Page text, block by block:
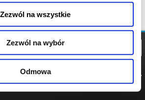
Zezwól na wszystkie
Zezwól na wybór
Odmowa
POLITYKA
POLITYKA